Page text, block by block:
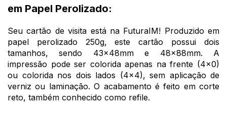
em Papel Perolizado:
Seu cartão de visita está na FuturaIM! Produzido em
papel perolizado 250g, este cartão possui dois
tamanhos, sendo 43x48mm e 48x88mm. A
impressão pode ser colorida apenas na frente (4x0)
ou colorida nos dois lados (4x4), sem aplicação de
verniz ou laminação. O acabamento é feito em corte
reto, também conhecido como refile.